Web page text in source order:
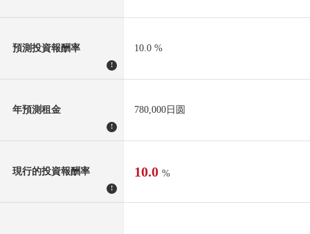
預測投資報酬率
!
10.0 %
年預測租金
!
780,000日圆
現行的投資報酬率
!
10.0 %